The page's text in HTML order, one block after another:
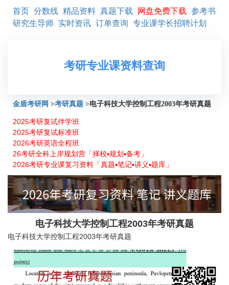
首页 分数线 精品资料 真题下载 网盘免费下载 参考书
研究生导师 实时资讯 订单查询 专业课学长招聘计划
考研专业课资料查询
金盾考研网 >考研真题 >电子科技大学控制工程2003年考研真题
2025考研复试伴学班
2025考研复试标准班
2026考研英语全程班
26考研全科上岸规划营「择校▪规划▪备考」
2026考研专业课复习资料「真题▪笔记▪讲义▪题库」
电子科技大学控制工程2003年考研真题
电子科技大学控制工程2003年考研真题